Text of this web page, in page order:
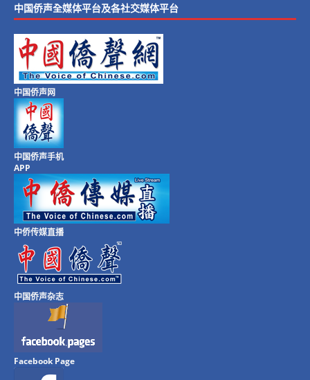
中国侨声全媒体平台及各社交媒体平台
中国侨声网
中国侨声手机
APP
中侨传媒直播
中国侨声杂志
Facebook Page